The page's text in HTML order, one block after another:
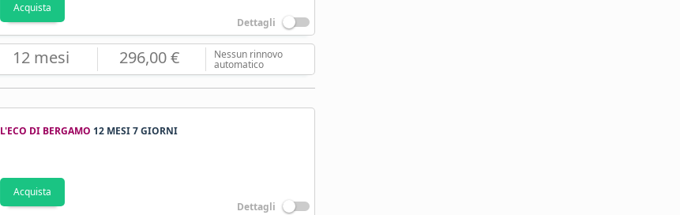
Acquista
Dettagli
12 mesi 296,00 € Nessun rinnovo
automatico
L'ECO DI BERGAMO 12 MESI 7 GIORNI
Acquista
Dettagli